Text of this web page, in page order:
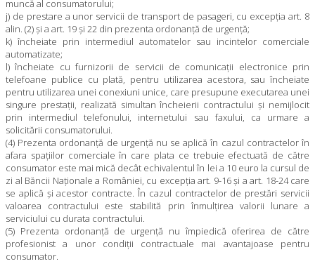
muncă al consumatorului;
j) de prestare a unor servicii de transport de pasageri, cu excepţia art. 8
alin. (2) şi a art. 19 şi 22 din prezenta ordonanţă de urgenţă;
k) încheiate prin intermediul automatelor sau incintelor comerciale
automatizate;
l) încheiate cu furnizorii de servicii de comunicaţii electronice prin
telefoane publice cu plată, pentru utilizarea acestora, sau încheiate
pentru utilizarea unei conexiuni unice, care presupune executarea unei
singure prestaţii, realizată simultan încheierii contractului şi nemijlocit
prin intermediul telefonului, internetului sau faxului, ca urmare a
solicitării consumatorului.
(4) Prezenta ordonanţă de urgenţă nu se aplică în cazul contractelor în
afara spaţiilor comerciale în care plata ce trebuie efectuată de către
consumator este mai mică decât echivalentul în lei a 10 euro la cursul de
zi al Băncii Naţionale a României, cu excepţia art. 9-16 şi a art. 18-24 care
se aplică şi acestor contracte. În cazul contractelor de prestări servicii
valoarea contractului este stabilită prin înmulţirea valorii lunare a
serviciului cu durata contractului.
(5) Prezenta ordonanţă de urgenţă nu împiedică oferirea de către
profesionist a unor condiţii contractuale mai avantajoase pentru
consumator.